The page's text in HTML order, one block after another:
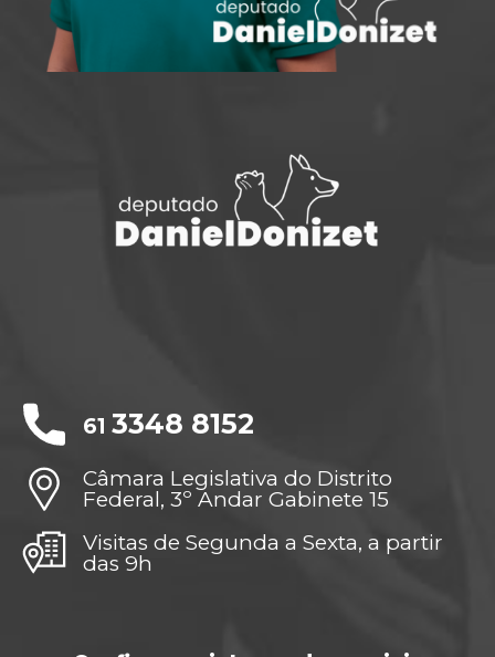
61 3348 8152
Câmara Legislativa do Distrito
Federal, 3º Andar Gabinete 15
Visitas de Segunda a Sexta, a partir
das 9h